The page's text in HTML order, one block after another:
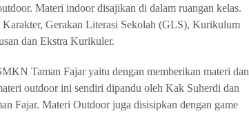
Materi indoor disajikan di dalam ruangan kelas.
Gerakan Literasi Sekolah (GLS), Kurikulum
dan Ekstra Kurikuler.
Taman Fajar yaitu dengan memberikan materi dan
outdoor ini sendiri dipandu oleh Kak Suherdi dan
Fajar. Materi Outdoor juga disisipkan dengan game